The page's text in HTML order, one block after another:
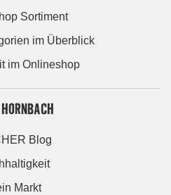
Sortiment
im Überblick
im Onlineshop
Blog
Markt